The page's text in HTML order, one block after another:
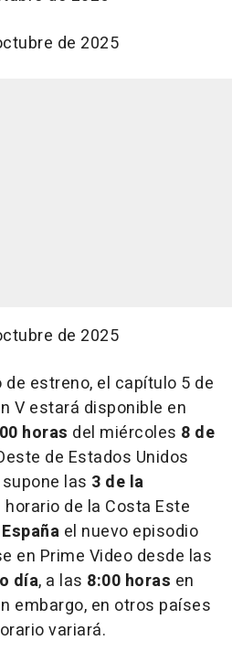
de 2025
de 2025
estreno, el capítulo 5 de
V estará disponible en
horas del miércoles 8 de
de Estados Unidos
las 3 de la
horario de la Costa Este
el nuevo episodio
en Prime Video desde las
día, a las 8:00 horas en
embargo, en otros países
variará.